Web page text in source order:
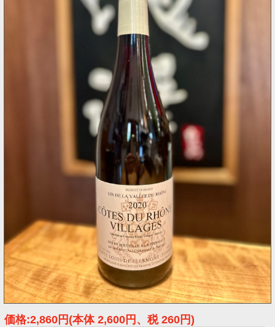
価格:2,860円(本体 2,600円、税 260円)